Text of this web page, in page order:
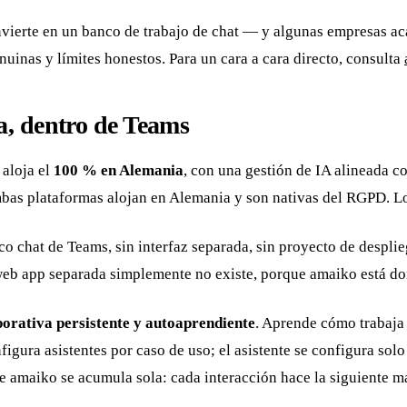
en un banco de trabajo de chat — y algunas empresas
y límites honestos. Para un cara a cara directo, consulta
dentro de Teams
aloja el 100 % en Alemania, con una gestión de IA alineada
plataformas alojan en Alemania y son nativas del RGPD.
chat de Teams, sin interfaz separada, sin proyecto de
app separada simplemente no existe, porque amaiko está
persistente y autoaprendiente. Aprende cómo
asistentes por caso de uso; el asistente se configura
se acumula sola: cada interacción hace la siguiente